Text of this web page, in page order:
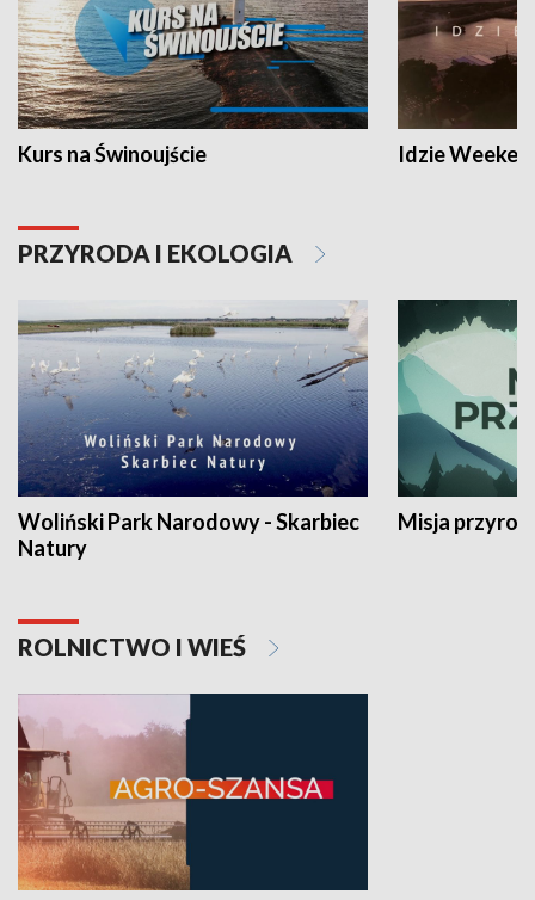
Kurs na Świnoujście Idzie
PRZYRODA I EKOLOGIA
Woliński Park Narodowy - Skarbiec
Natury
Misja
ROLNICTWO I WIEŚ